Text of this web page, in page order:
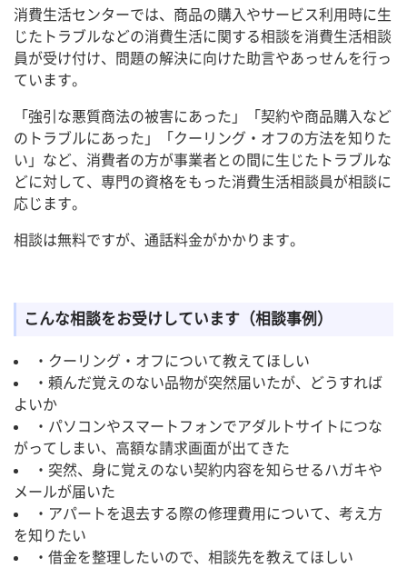
消費生活センターでは、商品の購入やサービス利用時に生
じたトラブルなどの消費生活に関する相談を消費生活相談
員が受け付け、問題の解決に向けた助言やあっせんを行っ
ています。
「強引な悪質商法の被害にあった」「契約や商品購入など
のトラブルにあった」「クーリング・オフの方法を知りた
い」など、消費者の方が事業者との間に生じたトラブルな
どに対して、専門の資格をもった消費生活相談員が相談に
応じます。
相談は無料ですが、通話料金がかかります。
こんな相談をお受けしています（相談事例）
・クーリング・オフについて教えてほしい
・頼んだ覚えのない品物が突然届いたが、どうすれば
よいか
・パソコンやスマートフォンでアダルトサイトにつな
がってしまい、高額な請求画面が出てきた
・突然、身に覚えのない契約内容を知らせるハガキや
メールが届いた
・アパートを退去する際の修理費用について、考え方
を知りたい
・借金を整理したいので、相談先を教えてほしい